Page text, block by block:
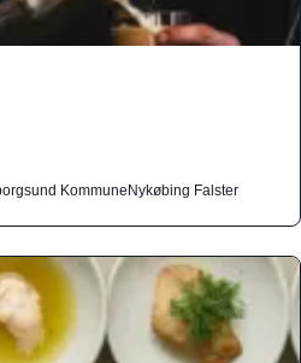
KommuneNykøbing Falster